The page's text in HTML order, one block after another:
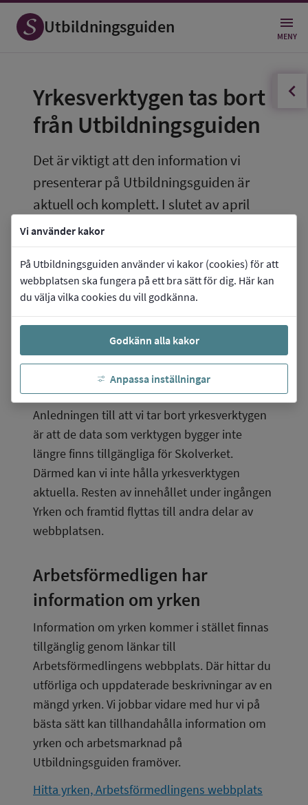
Vi använder kakor
På Utbildningsguiden använder vi kakor (cookies) för att
webbplatsen ska fungera på ett bra sätt för dig. Här kan
du välja vilka cookies du vill godkänna.
Godkänn alla kakor
Anpassa inställningar
Utbildningsguiden MENY
Öppna
Yrkesverktygen tas bort
från Utbildningsguiden
Det är viktigt att den information vi
presenterar på Utbildningsguiden är
aktuell och komplett. I slutet av april
2026 avpublicerar vi därför den del av
Utbildningsguiden som heter Yrken och
framtid.
Därmed tar vi även bort de yrkesverktyg som
finns där, det vill säga
Hitta yrken A-Ö
Hitta yrken som kan passa dig
Yrkesinspiration.
Anledningen till att vi tar bort yrkesverktygen
är att de data som verktygen bygger inte
längre finns tillgängliga för Skolverket.
Därmed kan vi inte hålla yrkesverktygen
aktuella. Resten av innehållet under ingången
Yrken och framtid flyttas till andra delar av
webbplatsen.
Arbetsförmedligen har
information om yrken
Information om yrken kommer i stället finnas
tillgänglig genom länkar till
Arbetsförmedlingens webbplats. Där hittar du
utförliga och uppdaterade beskrivningar av en
mängd yrken. Vi jobbar vidare med hur vi på
bästa sätt kan tillhandahålla information om
yrken och arbetsmarknad på
Utbildningsguiden framöver.
Hitta yrken, Arbetsförmedlingens webbplats